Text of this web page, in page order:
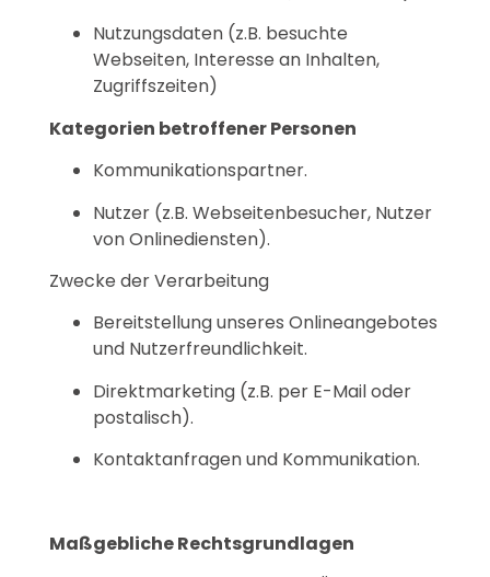
Nutzungsdaten (z.B. besuchte
Webseiten, Interesse an Inhalten,
Zugriffszeiten)
Kategorien betroffener Personen
Kommunikationspartner.
Nutzer (z.B. Webseitenbesucher, Nutzer
von Onlinediensten).
Zwecke der Verarbeitung
Bereitstellung unseres Onlineangebotes
und Nutzerfreundlichkeit.
Direktmarketing (z.B. per E-Mail oder
postalisch).
Kontaktanfragen und Kommunikation.
Maßgebliche Rechtsgrundlagen